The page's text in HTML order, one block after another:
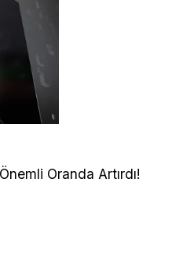
Oranda Artırdı!